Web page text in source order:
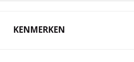
KENMERKEN